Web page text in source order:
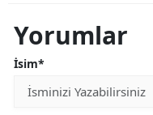
Yorumlar
İsim*